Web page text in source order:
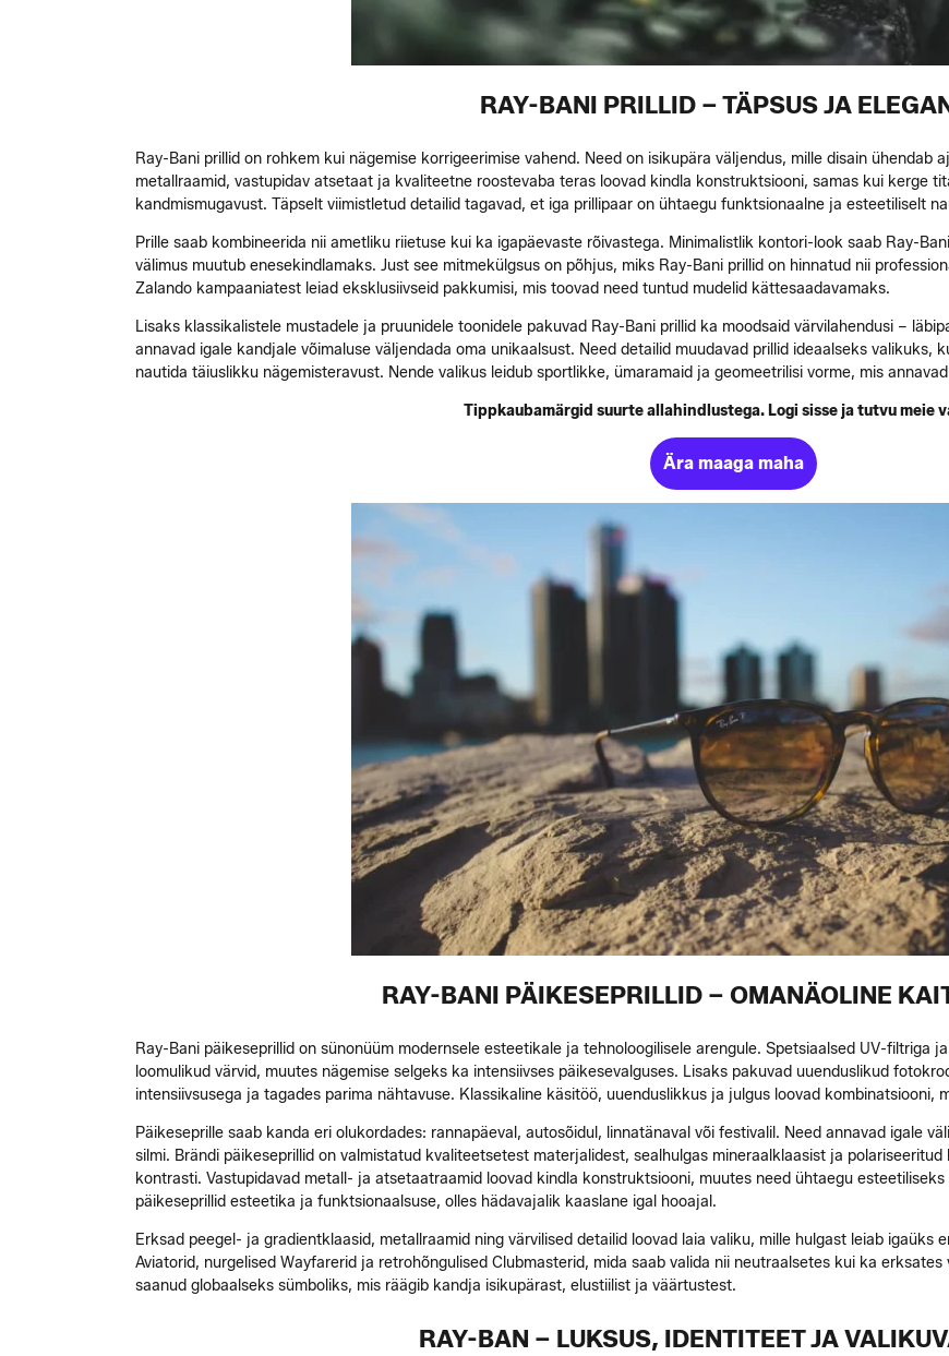
RAY-BANI PRILLID – TÄPSUS JA
Ray-Bani prillid on rohkem kui nägemise korrigeerimise vahend. Need on isikupära väljendus, mille disain ühendab
metallraamid, vastupidav atsetaat ja kvaliteetne roostevaba teras loovad kindla konstruktsiooni, samas kui kerge
kandmismugavust. Täpselt viimistletud detailid tagavad, et iga prillipaar on ühtaegu funktsionaalne ja esteetiliselt
Prille saab kombineerida nii ametliku riietuse kui ka igapäevaste rõivastega. Minimalistlik kontori-look saab Ray-
välimus muutub enesekindlamaks. Just see mitmekülgsus on põhjus, miks Ray-Bani prillid on hinnatud nii
Zalando kampaaniatest leiad eksklusiivseid pakkumisi, mis toovad need tuntud mudelid kättesaadavamaks.
Lisaks klassikalistele mustadele ja pruunidele toonidele pakuvad Ray-Bani prillid ka moodsaid värvilahendusi –
annavad igale kandjale võimaluse väljendada oma unikaalsust. Need detailid muudavad prillid ideaalseks valikuks,
nautida täiuslikku nägemisteravust. Nende valikus leidub sportlikke, ümaramaid ja geomeetrilisi vorme, mis
Tippkaubamärgid suurte allahindlustega. Logi sisse ja tutvu meie
Ära maaga maha
RAY-BANI PÄIKESEPRILLID – OMANÄOLINE
Ray-Bani päikeseprillid on sünonüüm modernsele esteetikale ja tehnoloogilisele arengule. Spetsiaalsed UV-filtriga
loomulikud värvid, muutes nägemise selgeks ka intensiivses päikesevalguses. Lisaks pakuvad uuenduslikud
intensiivsusega ja tagades parima nähtavuse. Klassikaline käsitöö, uuenduslikkus ja julgus loovad kombinatsiooni,
Päikeseprille saab kanda eri olukordades: rannapäeval, autosõidul, linnatänaval või festivalil. Need annavad igale
silmi. Brändi päikeseprillid on valmistatud kvaliteetsetest materjalidest, sealhulgas mineraalklaasist ja
kontrasti. Vastupidavad metall- ja atsetaatraamid loovad kindla konstruktsiooni, muutes need ühtaegu
päikeseprillid esteetika ja funktsionaalsuse, olles hädavajalik kaaslane igal hooajal.
Erksad peegel- ja gradientklaasid, metallraamid ning värvilised detailid loovad laia valiku, mille hulgast leiab igaüks
Aviatorid, nurgelised Wayfarerid ja retrohõngulised Clubmasterid, mida saab valida nii neutraalsetes kui ka
saanud globaalseks sümboliks, mis räägib kandja isikupärast, elustiilist ja väärtustest.
RAY-BAN – LUKSUS, IDENTITEET JA